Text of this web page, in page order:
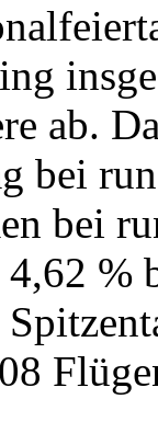
ab.
bei
bei
%